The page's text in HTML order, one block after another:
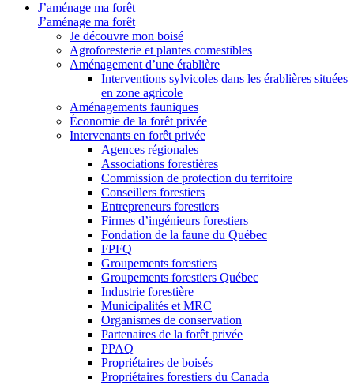
J’aménage ma forêt
J’aménage ma forêt
Je découvre mon boisé
Agroforesterie et plantes comestibles
Aménagement d’une érablière
Interventions sylvicoles dans les érablières situées
en zone agricole
Aménagements fauniques
Économie de la forêt privée
Intervenants en forêt privée
Agences régionales
Associations forestières
Commission de protection du territoire
Conseillers forestiers
Entrepreneurs forestiers
Firmes d’ingénieurs forestiers
Fondation de la faune du Québec
FPFQ
Groupements forestiers
Groupements forestiers Québec
Industrie forestière
Municipalités et MRC
Organismes de conservation
Partenaires de la forêt privée
PPAQ
Propriétaires de boisés
Propriétaires forestiers du Canada